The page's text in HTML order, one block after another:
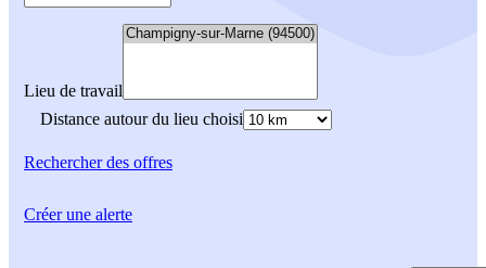
Lieu de travail
Distance autour du lieu choisi
Rechercherdes offres
Créer une alerte